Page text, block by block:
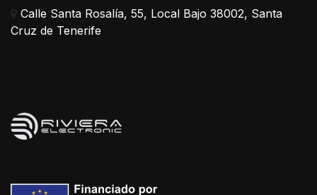
Calle Santa Rosalía, 55, Local Bajo 38002, Santa
Cruz de Tenerife